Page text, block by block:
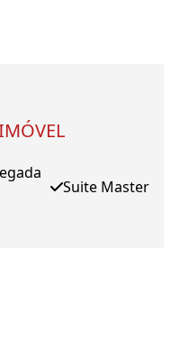
Suite Master